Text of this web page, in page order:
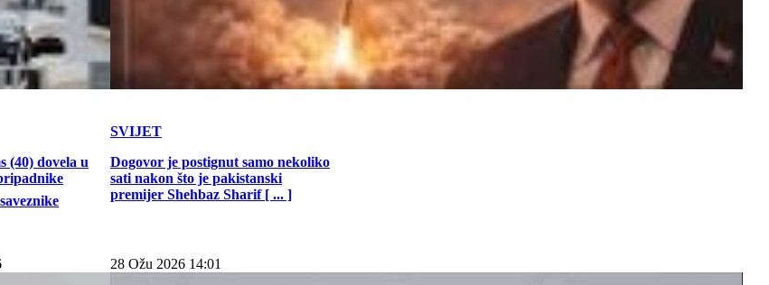
(40) dovela u
SVIJET
Dogovor je postignut samo nekoliko
sati nakon što je pakistanski
premijer Shehbaz Sharif [ ... ]
28 Ožu 2026 14:01